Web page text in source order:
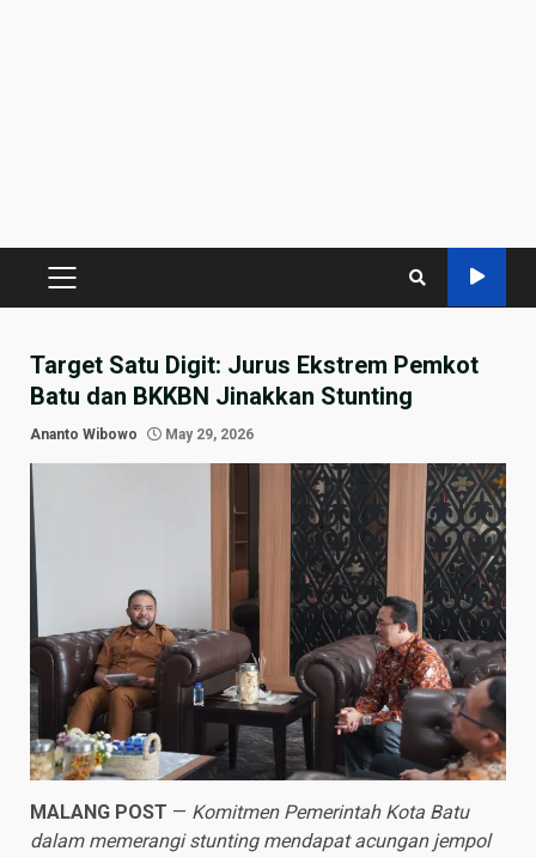
PRIMARY
Target Satu Digit: Jurus Ekstrem Pemkot
Batu dan BKKBN Jinakkan Stunting
Ananto Wibowo May 29, 2026
MALANG POST — Komitmen Pemerintah Kota Batu
dalam memerangi stunting mendapat acungan jempol